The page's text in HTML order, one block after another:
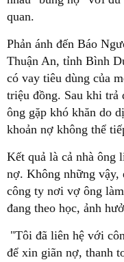
quan.
Phản ánh đến Báo
Thuận An, tỉnh Bình
có vay tiêu dùng của
triệu đồng. Sau khi trả
ông gặp khó khăn do
khoản nợ không thể
Kết quả là cả nhà ông
nợ. Không những
công ty nơi vợ ông
đang theo học, ảnh
"Tôi đã liên hệ với
để xin giãn nợ, thanh